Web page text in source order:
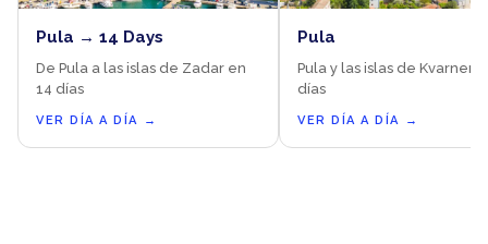
Pula → 14 Days
De Pula a las islas de Zadar en
14 días
VER DÍA A DÍA →
Pula
Pula y las islas de Kvarner
días
VER DÍA A DÍA →